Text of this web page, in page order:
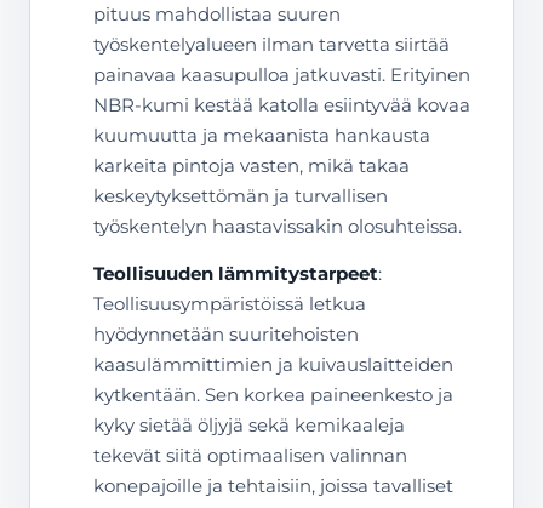
pituus mahdollistaa suuren
työskentelyalueen ilman tarvetta siirtää
painavaa kaasupulloa jatkuvasti. Erityinen
NBR-kumi kestää katolla esiintyvää kovaa
kuumuutta ja mekaanista hankausta
karkeita pintoja vasten, mikä takaa
keskeytyksettömän ja turvallisen
työskentelyn haastavissakin olosuhteissa.
Teollisuuden lämmitystarpeet:
Teollisuusympäristöissä letkua
hyödynnetään suuritehoisten
kaasulämmittimien ja kuivauslaitteiden
kytkentään. Sen korkea paineenkesto ja
kyky sietää öljyjä sekä kemikaaleja
tekevät siitä optimaalisen valinnan
konepajoille ja tehtaisiin, joissa tavalliset